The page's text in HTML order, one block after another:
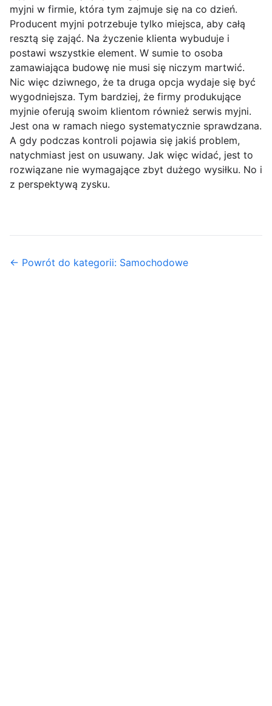
myjni w firmie, która tym zajmuje się na co dzień.
Producent myjni potrzebuje tylko miejsca, aby całą
resztą się zająć. Na życzenie klienta wybuduje i
postawi wszystkie element. W sumie to osoba
zamawiająca budowę nie musi się niczym martwić.
Nic więc dziwnego, że ta druga opcja wydaje się być
wygodniejsza. Tym bardziej, że firmy produkujące
myjnie oferują swoim klientom również serwis myjni.
Jest ona w ramach niego systematycznie sprawdzana.
A gdy podczas kontroli pojawia się jakiś problem,
natychmiast jest on usuwany. Jak więc widać, jest to
rozwiązane nie wymagające zbyt dużego wysiłku. No i
z perspektywą zysku.
← Powrót do kategorii: Samochodowe